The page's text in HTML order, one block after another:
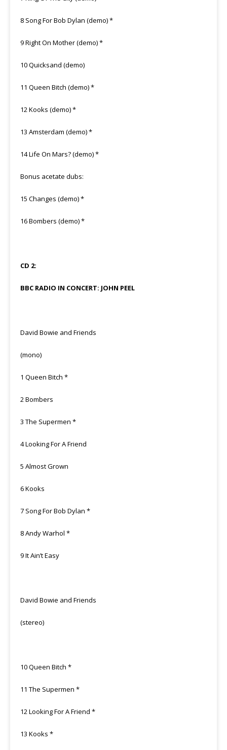
8 Song For Bob Dylan (demo) *
9 Right On Mother (demo) *
10 Quicksand (demo)
11 Queen Bitch (demo) *
12 Kooks (demo) *
13 Amsterdam (demo) *
14 Life On Mars? (demo) *
Bonus acetate dubs:
15 Changes (demo) *
16 Bombers (demo) *
CD 2:
BBC RADIO IN CONCERT: JOHN PEEL
David Bowie and Friends
(mono)
1 Queen Bitch *
2 Bombers
3 The Supermen *
4 Looking For A Friend
5 Almost Grown
6 Kooks
7 Song For Bob Dylan *
8 Andy Warhol *
9 It Ain’t Easy
David Bowie and Friends
(stereo)
10 Queen Bitch *
11 The Supermen *
12 Looking For A Friend *
13 Kooks *